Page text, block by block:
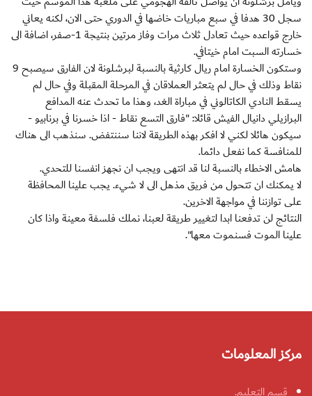
سجل 30 هدفا في سبع مباريات خاضها في الدوري حتى الان، لكنه يعاني
خارج قواعده حيث تعادل ثلاث مرات وفاز مرتين بنتيجة 1-صفر، اضافة الى
خسارته السبت امام خيتافي.
وستكون الخسارة امام ريال كارثية بالنسبة لبرشلونة لان الفارق سيصبح 9
نقاط وذلك في حال لم يتعثر العملاقان في المرحلة المقبلة وفي حال لم
يسقط النادي الكاتالوني في مباراة الغد، وهذا ما تحدث عنه المدافع
البرازيلي دانيال الفيش قائلا: "فارق التسع نقاط - اذا خسرنا في برنابيو -
سيكون هائلا لكني لا افكر بهذه الطريقة لاننا سننتفض. سنذهب الى هناك
للمنافسة كما نفعل دائما.
هامش الاخطاء بالنسبة لنا قد انتهى ويجب ان نجهز انفسنا للتحدي.
لا يمكنك ان تتحول من فريق مذهل الى لا شيء. يجب علينا المحافظة
على توازننا في مواجهة الاخرين.
النتائج لن تدفعنا ابدا لتغيير طريقة لعبنا، نملك فلسفة معينة واذا كان
علينا الموت فسنموت معها".
مركز المعلومات
قسم التعليم.